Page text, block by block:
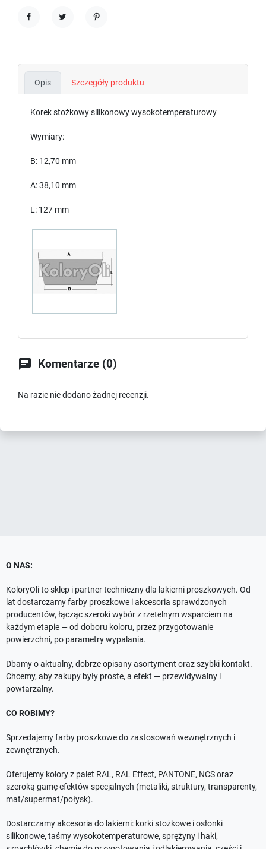
Opis Szczegóły produktu
Korek stożkowy silikonowy wysokotemperaturowy
Wymiary:
B: 12,70 mm
A: 38,10 mm
L: 127 mm
 Komentarze (0)
Na razie nie dodano żadnej recenzji.
O NAS:
KoloryOli to sklep i partner techniczny dla lakierni proszkowych. Od
lat dostarczamy farby proszkowe i akcesoria sprawdzonych
producentów, łącząc szeroki wybór z rzetelnym wsparciem na
każdym etapie — od doboru koloru, przez przygotowanie
powierzchni, po parametry wypalania.
Dbamy o aktualny, dobrze opisany asortyment oraz szybki kontakt.
Chcemy, aby zakupy były proste, a efekt — przewidywalny i
powtarzalny.
CO ROBIMY?
Sprzedajemy farby proszkowe do zastosowań wewnętrznych i
zewnętrznych.
Oferujemy kolory z palet RAL, RAL Effect, PANTONE, NCS oraz
szeroką gamę efektów specjalnych (metaliki, struktury, transparenty,
mat/supermat/połysk).
Dostarczamy akcesoria do lakierni: korki stożkowe i osłonki
silikonowe, taśmy wysokotemperaturowe, sprężyny i haki,